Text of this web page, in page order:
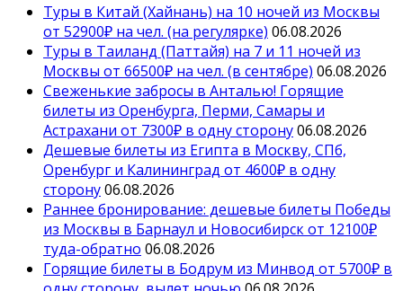
Туры в Китай (Хайнань) на 10 ночей из Москвы
от 52900₽ на чел. (на регулярке) 06.08.2026
Туры в Таиланд (Паттайя) на 7 и 11 ночей из
Москвы от 66500₽ на чел. (в сентябре) 06.08.2026
Свеженькие забросы в Анталью! Горящие
билеты из Оренбурга, Перми, Самары и
Астрахани от 7300₽ в одну сторону06.08.2026
Дешевые билеты из Египта в Москву, СПб,
Оренбург и Калининград от 4600₽ в одну
сторону06.08.2026
Раннее бронирование: дешевые билеты Победы
из Москвы в Барнаул и Новосибирск от 12100₽
туда-обратно 06.08.2026
Горящие билеты в Бодрум из Минвод от 5700₽ в